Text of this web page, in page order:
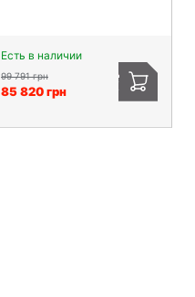
Есть в наличии
99 791 грн
85 820 грн